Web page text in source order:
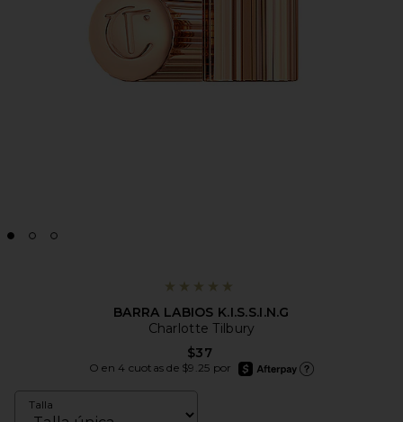
BARRA LABIOS K.I.S.S.I.N.G
Charlotte Tilbury
$37
O en 4 cuotas de $9.25 por
afterpay
Talla